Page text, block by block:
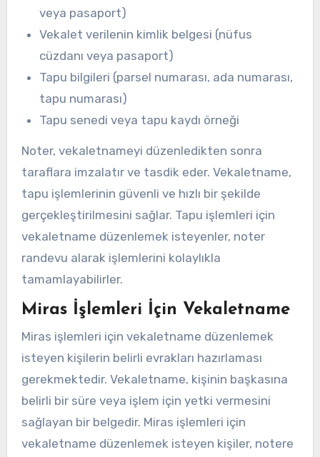
veya pasaport)
Vekalet verilenin kimlik belgesi (nüfus
cüzdanı veya pasaport)
Tapu bilgileri (parsel numarası, ada numarası,
tapu numarası)
Tapu senedi veya tapu kaydı örneği
Noter, vekaletnameyi düzenledikten sonra
taraflara imzalatır ve tasdik eder. Vekaletname,
tapu işlemlerinin güvenli ve hızlı bir şekilde
gerçekleştirilmesini sağlar. Tapu işlemleri için
vekaletname düzenlemek isteyenler, noter
randevu alarak işlemlerini kolaylıkla
tamamlayabilirler.
Miras İşlemleri İçin Vekaletname
Miras işlemleri için vekaletname düzenlemek
isteyen kişilerin belirli evrakları hazırlaması
gerekmektedir. Vekaletname, kişinin başkasına
belirli bir süre veya işlem için yetki vermesini
sağlayan bir belgedir. Miras işlemleri için
vekaletname düzenlemek isteyen kişiler, notere